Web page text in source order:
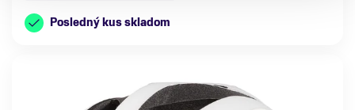
Posledný kus skladom